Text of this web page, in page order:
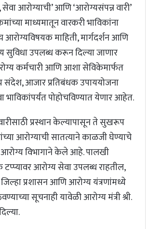
सेवा आरोग्याची’ आणि ‘आरोग्यसंपन्न वारी’
माध्यमातून वारकरी भाविकांना
आरोग्यविषयक माहिती, मार्गदर्शन आणि
सुविधा उपलब्ध करून दिल्या जाणार
कर्मचारी आणि आशा सेविकेमार्फत
आजार प्रतिबंधक उपाययोजना
पोहोचविण्यात येणार आहेत.
प्रस्थान केल्यापासून ते सुखरूप
आरोग्याची सातत्याने काळजी घेण्याचे
विभागाने केले आहे. पालखी
टप्प्यावर आरोग्य सेवा उपलब्ध राहतील,
प्रशासन आणि आरोग्य यंत्रणांमध्ये
सूचनाही यावेळी आरोग्य मंत्री श्री.